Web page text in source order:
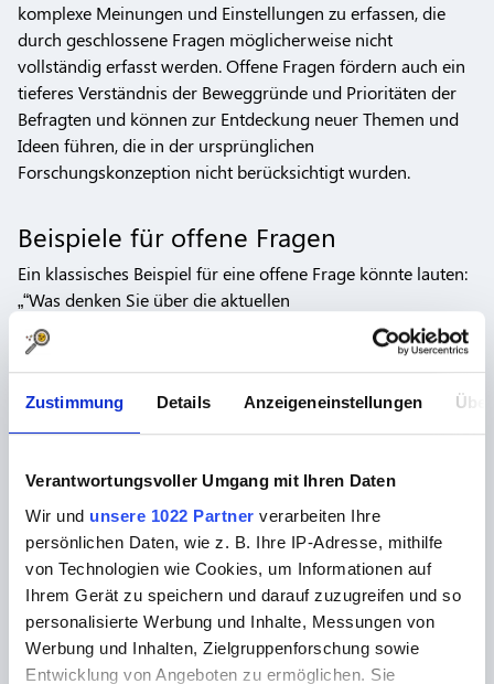
Zustimmung Details Anzeigeneinstellungen
Verantwortungsvoller Umgang mit Ihren Daten
Wir und unsere 1022 Partner verarbeiten Ihre
persönlichen Daten, wie z. B. Ihre IP-Adresse, mithilfe
von Technologien wie Cookies, um Informationen auf
Ihrem Gerät zu speichern und darauf zuzugreifen und so
personalisierte Werbung und Inhalte, Messungen von
Werbung und Inhalten, Zielgruppenforschung sowie
Entwicklung von Angeboten zu ermöglichen. Sie
komplexe Meinungen und Einstellungen zu erfassen, die
durch geschlossene Fragen möglicherweise nicht
vollständig erfasst werden. Offene Fragen fördern auch ein
tieferes Verständnis der Beweggründe und Prioritäten der
Befragten und können zur Entdeckung neuer Themen und
Ideen führen, die in der ursprünglichen
Forschungskonzeption nicht berücksichtigt wurden.
Beispiele für offene Fragen
Ein klassisches Beispiel für eine offene Frage könnte lauten:
„“Was denken Sie über die aktuellen
Umweltschutzmaßnahmen?““ Diese Frage lässt den
Befragten freien Raum, ihre Gedanken und Gefühle
auszudrücken, ohne durch vorgegebene Antworten
eingeschränkt zu sein. Ein weiteres Beispiel ist: „“Wie
beschreiben Sie Ihre Erfahrung mit unserem Produkt?““
persönliche Rückmeldungen zu geben, die für die
Produktentwicklung und -verbesserung von unschätzbarem
Wert sein können.
Wie stellt man offene Fragen?
Das Stellen offener Fragen erfordert eine sorgfältige
Formulierung, um sicherzustellen, dass die Fragen klar,